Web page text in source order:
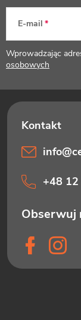
k
a
E-mail
Wprowadzając
osobowych
info@
+48